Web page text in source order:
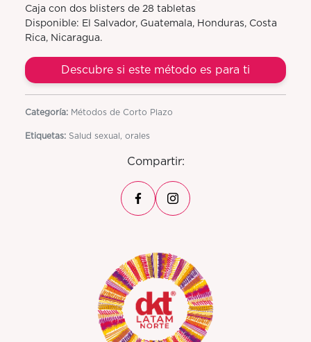
Caja con dos blisters de 28 tabletas
Disponible: El Salvador, Guatemala, Honduras, Costa
Rica, Nicaragua.
Descubre si este método es para ti
Categoría: Métodos de Corto Plazo
Etiquetas: Salud sexual, orales
Compartir: